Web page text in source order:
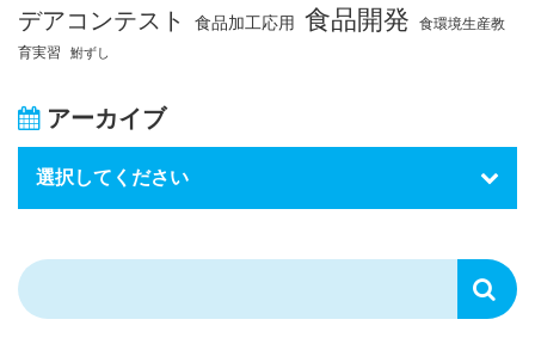
デアコンテスト
食品加工応用 食品開発 食環境生産教
育実習
鮒ずし
アーカイブ